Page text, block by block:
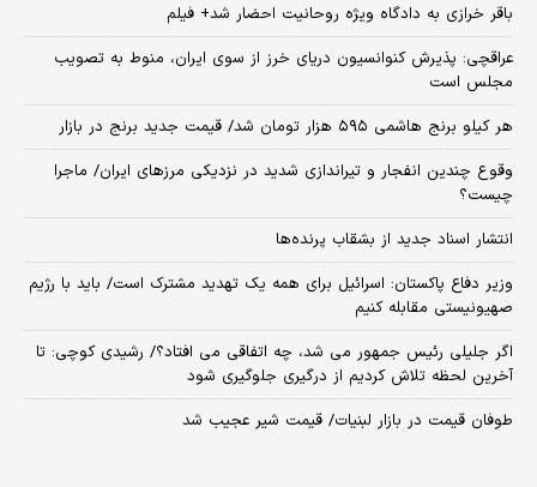
باقر خرازی به دادگاه ویژه روحانیت احضار شد+ فیلم
عراقچی: پذیرش کنوانسیون دریای خرز از سوی ایران، منوط به تصویب
مجلس است
هر کیلو برنج هاشمی ۵۹۵ هزار تومان شد/ قیمت جدید برنج در بازار
وقوع چندین انفجار و تیراندازی شدید در نزدیکی مرز‌های ایران/ ماجرا
چیست؟
انتشار اسناد جدید از بشقاب پرنده‌ها
وزیر دفاع پاکستان: اسرائیل برای همه یک تهدید مشترک است/ باید با رژیم
صهیونیستی مقابله کنیم
اگر جلیلی رئیس جمهور می شد، چه اتفاقی می افتاد؟/ رشیدی کوچی: تا
آخرین لحظه تلاش کردیم از درگیری جلوگیری شود
طوفان قیمت در بازار لبنیات/ قیمت شیر عجیب شد